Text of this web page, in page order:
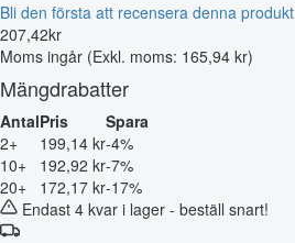
Bli den första att recensera denna produkt
207,42kr
Moms ingår (Exkl. moms: 165,94 kr)
Mängdrabatter
AntalPris
Spara
2+
199,14 kr-4%
10+
192,92 kr-7%
20+
172,17 kr-17%
Endast 4 kvar i lager - beställ snart!